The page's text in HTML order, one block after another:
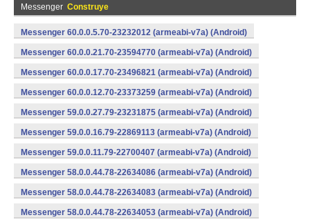
Messenger Construye
Messenger 60.0.0.5.70-23232012 (armeabi-v7a) (Android)
Messenger 60.0.0.21.70-23594770 (armeabi-v7a) (Android)
Messenger 60.0.0.17.70-23496821 (armeabi-v7a) (Android)
Messenger 60.0.0.12.70-23373259 (armeabi-v7a) (Android)
Messenger 59.0.0.27.79-23231875 (armeabi-v7a) (Android)
Messenger 59.0.0.16.79-22869113 (armeabi-v7a) (Android)
Messenger 59.0.0.11.79-22700407 (armeabi-v7a) (Android)
Messenger 58.0.0.44.78-22634086 (armeabi-v7a) (Android)
Messenger 58.0.0.44.78-22634083 (armeabi-v7a) (Android)
Messenger 58.0.0.44.78-22634053 (armeabi-v7a) (Android)